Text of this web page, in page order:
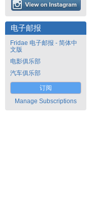
电子邮报
Fridae 电子邮报 - 简体中
文版
电影俱乐部
汽车俱乐部
订阅
Manage Subscriptions